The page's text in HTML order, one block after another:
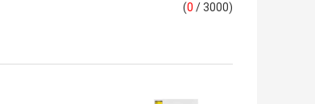
(0 / 3000)